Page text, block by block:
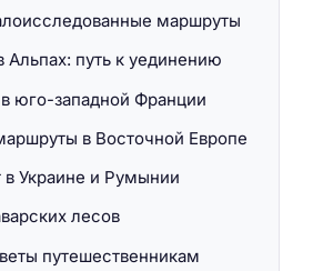
маршруты
Альпах: путь к уединению
юго-западной Франции
в Восточной Европе
в Украине и Румынии
лесов
путешественникам